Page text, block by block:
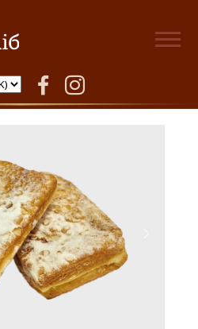
facebookinstagram